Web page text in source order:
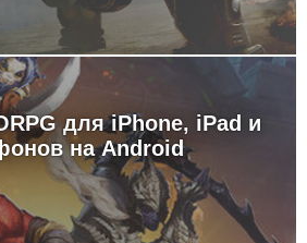
для iPhone, iPad и
на Android